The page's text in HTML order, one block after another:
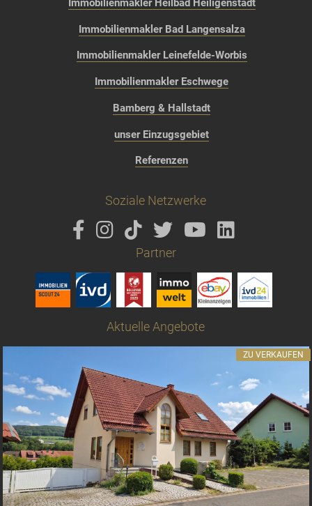
Immobilienmakler Heilbad Heiligenstadt
Immobilienmakler Bad Langensalza
Immobilienmakler Leinefelde-Worbis
Immobilienmakler Eschwege
Bamberg & Hallstadt
unser Einzugsgebiet
Referenzen
Soziale Netzwerke
Partner
Aktuelle Angebote
ZU VERKAUFEN